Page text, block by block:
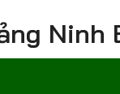
Ninh